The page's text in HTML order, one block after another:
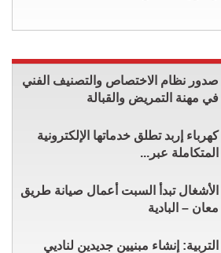
صدور نظام الاختصاص والتصنيف الفني
في مهنة التمريض والقبالة
كهرباء إربد تطلق خدماتها الإلكترونية
المتكاملة عبر...
الأشغال تبدأ السبت أعمال صيانة طريق
معان – البادية
التربية: إنشاء مبنيين جديدين لناديي